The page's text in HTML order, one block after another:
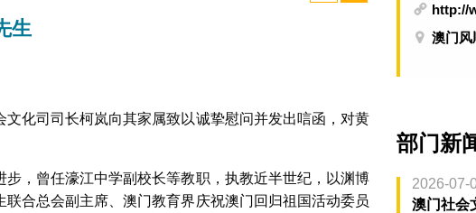
生
化司司长柯岚向其家属致以诚挚慰问并发出唁函，对黄
，曾任濠江中学副校长等教职，执教近半世纪，以渊博
合总会副主席、澳门教育界庆祝澳门回归祖国活动委员
http://
澳门风
部门新
2026-07-
澳门社会